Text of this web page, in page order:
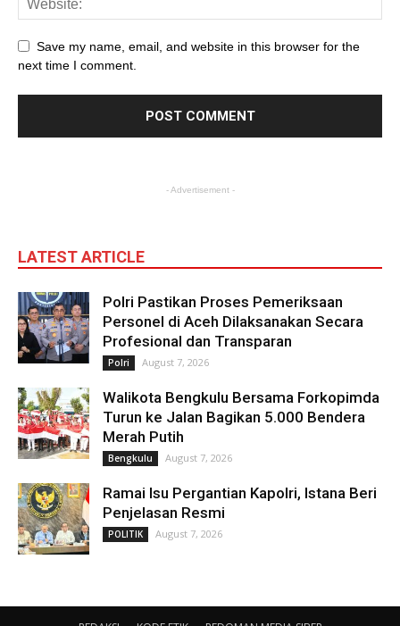
Save my name, email, and website in this browser for the
next time I comment.
- Advertisement -
LATEST ARTICLE
Polri Pastikan Proses Pemeriksaan
Personel di Aceh Dilaksanakan Secara
Profesional dan Transparan
Polri August 7, 2026
Walikota Bengkulu Bersama Forkopimda
Turun ke Jalan Bagikan 5.000 Bendera
Merah Putih
Bengkulu August 7, 2026
Ramai Isu Pergantian Kapolri, Istana Beri
Penjelasan Resmi
POLITIK August 7, 2026